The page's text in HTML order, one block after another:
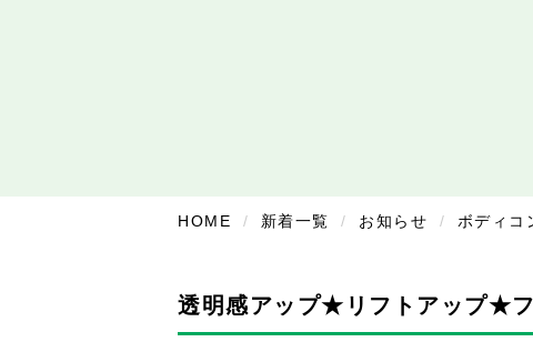
HOME 新着一覧 お知らせ ボディコ
透明感アップ★リフトアップ★フ